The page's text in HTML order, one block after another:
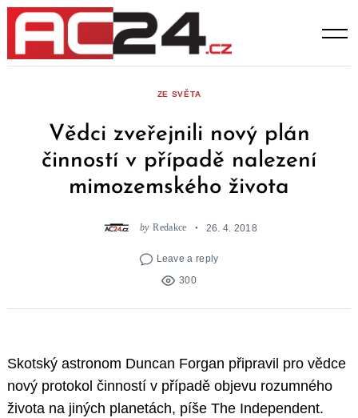
Skip
content
ZE SVĚTA
Vědci zveřejnili nový plán
činností v případě nalezení
mimozemského života
by Redakce 26. 4. 2018
Leave a reply
300
Skotský astronom Duncan Forgan připravil pro vědce
nový protokol činností v případě objevu rozumného
života na jiných planetách, píše The Independent.